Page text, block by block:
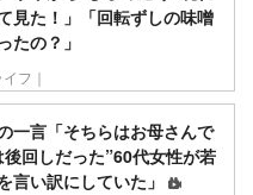
見た！」「回転ずしの味噌
たの？」
イフ｜
一言「そちらはお母さんで
回しだった”60代女性が若
言い訳にしていた」